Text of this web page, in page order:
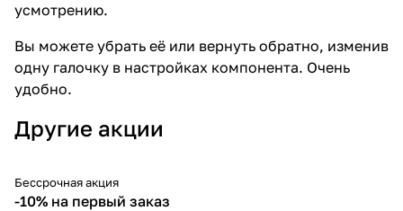
усмотрению.
Вы можете убрать её или вернуть обратно, изменив
одну галочку в настройках компонента. Очень
удобно.
Другие акции
-10%
Бессрочная акция
-10% на первый заказ